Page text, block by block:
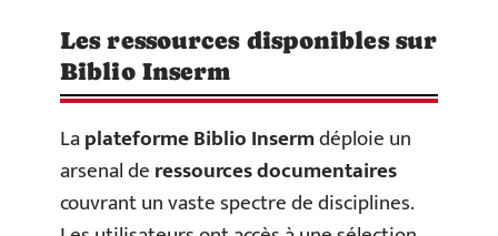
Les ressources disponibles sur
Biblio Inserm
Laplateforme Biblio Insermdéploie un
arsenal deressources documentaires
couvrant un vaste spectre de disciplines.